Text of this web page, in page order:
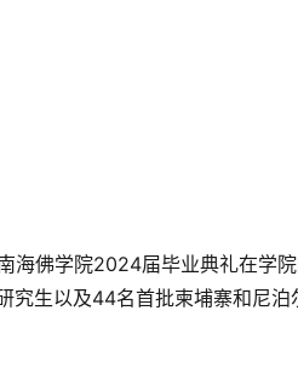
海佛学院2024届毕业典礼在学
究生以及44名首批柬埔寨和尼泊